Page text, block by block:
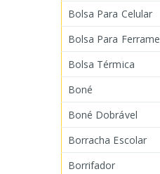
Bolsa Para Celular
Bolsa Para
Bolsa Térmica
Boné
Boné Dobrável
Borracha Escolar
Borrifador